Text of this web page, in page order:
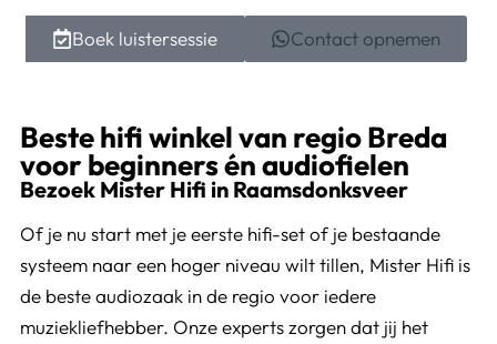
Boek luistersessie Contact opnemen
Beste hifi winkel van regio Breda
voor beginners én audiofielen
Bezoek Mister Hifi in Raamsdonksveer
Of je nu start met je eerste hifi-set of je bestaande
systeem naar een hoger niveau wilt tillen, Mister Hifi is
de beste audiozaak in de regio voor iedere
muziekliefhebber. Onze experts zorgen dat jij het